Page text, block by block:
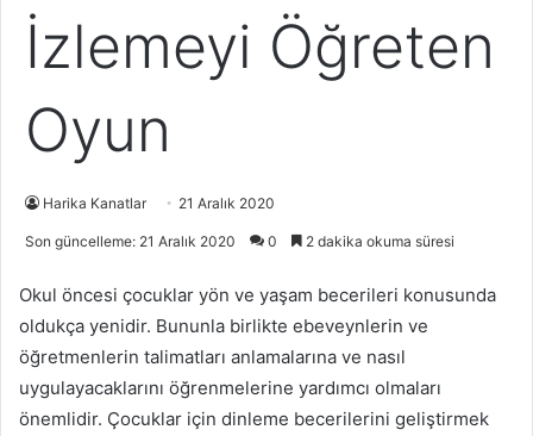
İzlemeyi Öğreten
Oyun
Harika Kanatlar 21 Aralık 2020
Son güncelleme: 21 Aralık 2020 0 2 dakika okuma süresi
Okul öncesi çocuklar yön ve yaşam becerileri konusunda
oldukça yenidir. Bununla birlikte ebeveynlerin ve
öğretmenlerin talimatları anlamalarına ve nasıl
uygulayacaklarını öğrenmelerine yardımcı olmaları
önemlidir. Çocuklar için dinleme becerilerini geliştirmek